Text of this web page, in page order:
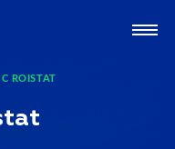
ROISTAT